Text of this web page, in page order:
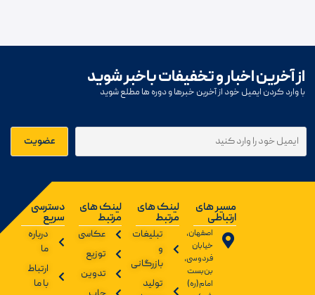
از آخرین اخبار و تخفیفات باخبر شوید
با وارد کردن ایمیل خود از آخرین خبرها و دوره ها مطلع شوید
مسیر های
ارتباطی
اصفهان،
خیابان
فردوسی،
بن‌بست
امام(ره)
لینک های
مرتبط
تبلیغات
و
بازرگانی
تولید
لینک های
مرتبط
عکاسی
توزیع
تدوین
دسترسی
سریع
درباره
ما
ارتباط
با ما